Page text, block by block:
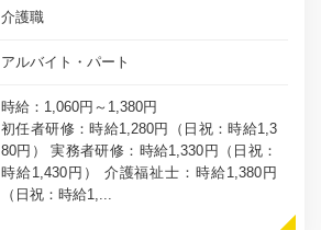
介護職
アルバイト・パート
時給：1,060円～1,380円
初任者研修：時給1,280円（日祝：時給1,3
80円） 実務者研修：時給1,330円（日祝：
時給1,430円） 介護福祉士：時給1,380円
（日祝：時給1,...